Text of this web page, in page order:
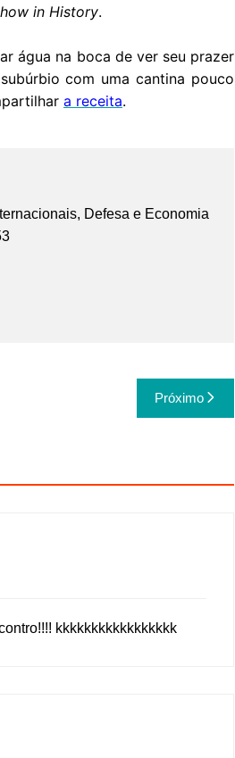
in History.
água na boca de ver seu prazer
com uma cantina pouco
a receita.
Defesa e Economia
Próximo
kkkkkkkkkkkkkkkkk